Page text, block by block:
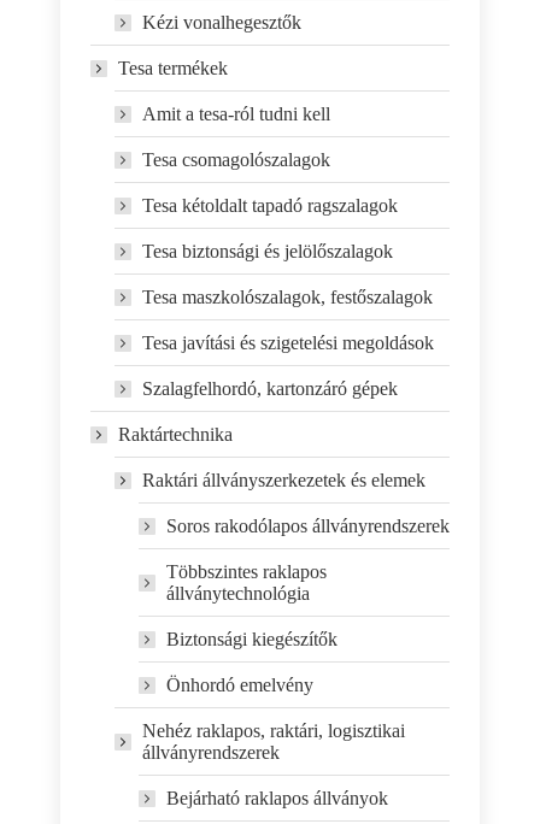
Kézi vonalhegesztők
Tesa termékek
Amit a tesa-ról tudni kell
Tesa csomagolószalagok
Tesa kétoldalt tapadó ragszalagok
Tesa biztonsági és jelölőszalagok
Tesa maszkolószalagok, festőszalagok
Tesa javítási és szigetelési megoldások
Szalagfelhordó, kartonzáró gépek
Raktártechnika
Raktári állványszerkezetek és elemek
Soros rakodólapos állványrendszerek
Többszintes raklapos
állványtechnológia
Biztonsági kiegészítők
Önhordó emelvény
Nehéz raklapos, raktári, logisztikai
állványrendszerek
Bejárható raklapos állványok